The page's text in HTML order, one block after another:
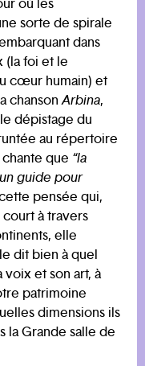
sorte de spirale
dans
(la foi et le
cœur humain) et
chansonArbina,
dépistage du
au répertoire
que “la
guide pour
pensée qui,
court à travers
elle
dit bien à quel
voix et son art, à
patrimoine
dimensions ils
la Grande salle de